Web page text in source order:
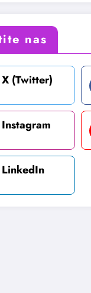
nas
X (Twitter)
Instagram
LinkedIn